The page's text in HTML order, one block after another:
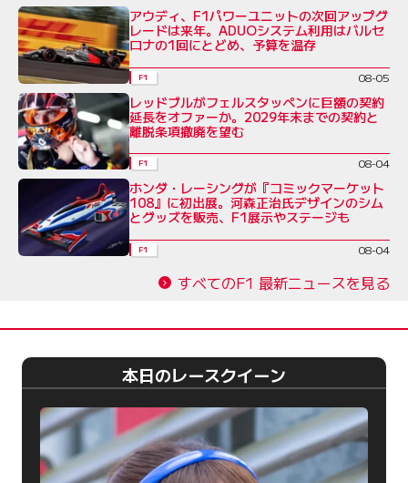
アウディ、F1パワーユニットの次回アップグ
レードは来年。ADUOシステム利用はバルセ
ロナの1回にとどめ、予算を温存
F1 08-05
レッドブルがフェルスタッペンに巨額の契約
延長をオファーか。2029年末までの契約と
離脱条項撤廃を望む
F1 08-04
ホンダ・レーシングが『コミックマーケット
108』に初出展。河森正治氏デザインのシム
とグッズを販売、F1展示やステージも
F1 08-04
すべてのF1 最新ニュースを見る
本日のレースクイーン